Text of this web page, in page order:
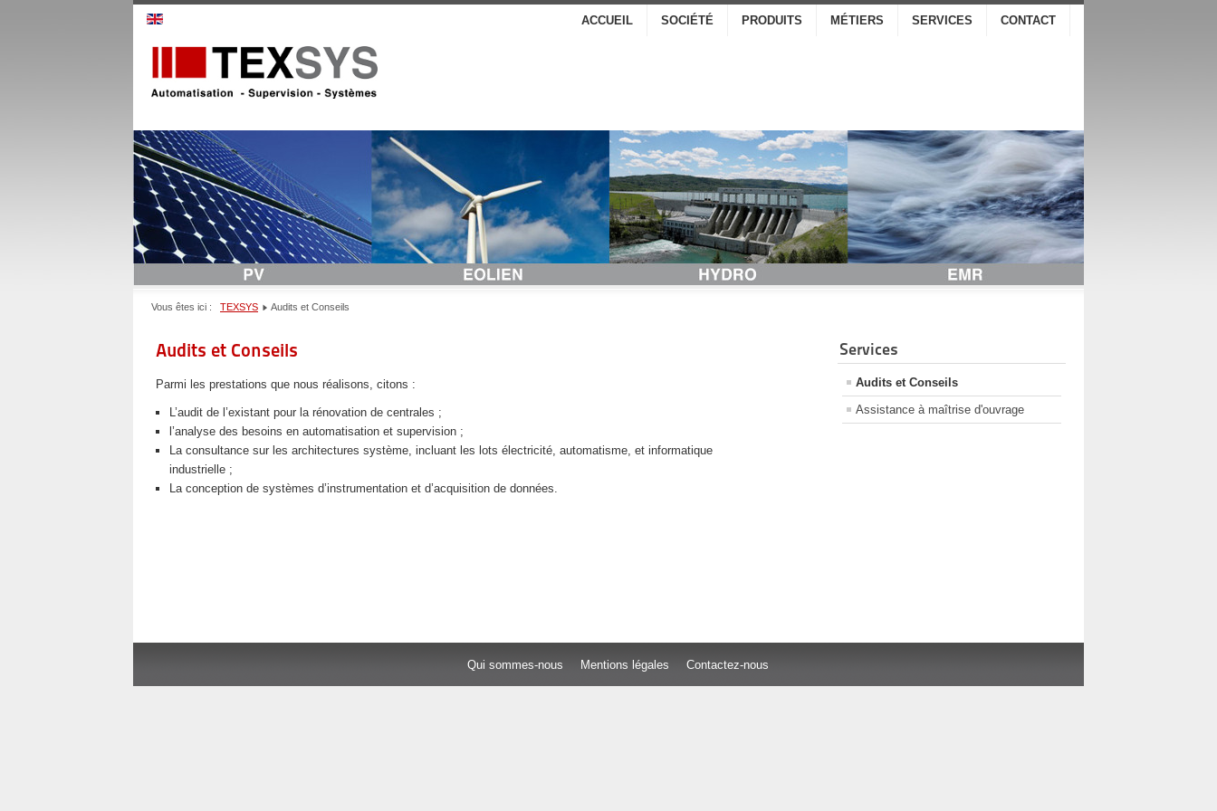
ACCUEIL SOCIÉTÉ PRODUITS MÉTIERS SERVICES CONTACT
Vous êtes ici : TEXSYS Audits et Conseils
Audits et Conseils
Parmi les prestations que nous réalisons, citons :
L’audit de l’existant pour la rénovation de centrales ;
l’analyse des besoins en automatisation et supervision ;
La consultance sur les architectures système, incluant les lots électricité, automatisme, et informatique
industrielle ;
La conception de systèmes d’instrumentation et d’acquisition de données.
Services
Audits et Conseils
Assistance à maîtrise d'ouvrage
Qui sommes-nous Mentions légales Contactez-nous